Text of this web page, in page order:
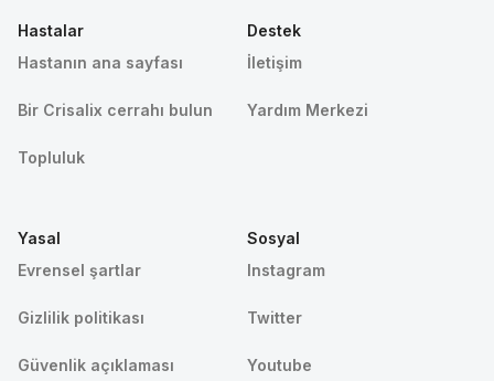
Hastalar
Hastanın ana sayfası
Bir Crisalix cerrahı bulun
Topluluk
Destek
İletişim
Yardım Merkezi
Yasal
Evrensel şartlar
Gizlilik politikası
Güvenlik açıklaması
Sosyal
Instagram
Twitter
Youtube